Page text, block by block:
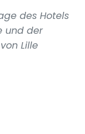
des Hotels
und der
Lille